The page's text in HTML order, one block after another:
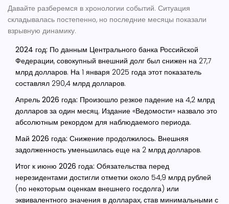
Давайте разберемся в хронологии событий. Ситуация
складывалась постепенно, но последние месяцы показали
взрывную динамику.
2024 год: По данным Центрального банка Российской
Федерации, совокупный внешний долг был снижен на 27,7
млрд долларов. На 1 января 2025 года этот показатель
составлял 290,4 млрд долларов.
Апрель 2026 года: Произошло резкое падение на 4,2 млрд
долларов за один месяц. Издание «Ведомости» назвало это
абсолютным рекордом для наблюдаемого периода.
Май 2026 года: Снижение продолжилось. Внешняя
задолженность уменьшилась еще на 2 млрд долларов.
Итог к июню 2026 года: Обязательства перед
нерезидентами достигли отметки около 54,9 млрд рублей
(по некоторым оценкам внешнего госдолга) или
эквивалентного значения в долларах, став минимальными с